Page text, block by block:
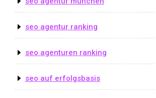
seo agentur ranking
seo agenturen ranking
seo auf erfolgsbasis